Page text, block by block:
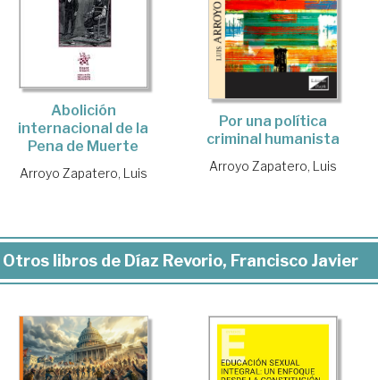
Abolición
internacional de la
Pena de Muerte
Arroyo Zapatero, Luis
Por una política
criminal humanista
Arroyo Zapatero, Luis
Otros libros de Díaz Revorio, Francisco Javier